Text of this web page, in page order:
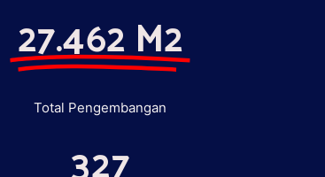
27.462 M2
Total Pengembangan
327